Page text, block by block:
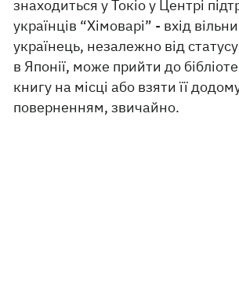
знаходиться у Токіо у Центрі
українців “Хімоварі” - вхід
українець, незалежно від
в Японії, може прийти до
книгу на місці або взяти її
поверненням, звичайно.